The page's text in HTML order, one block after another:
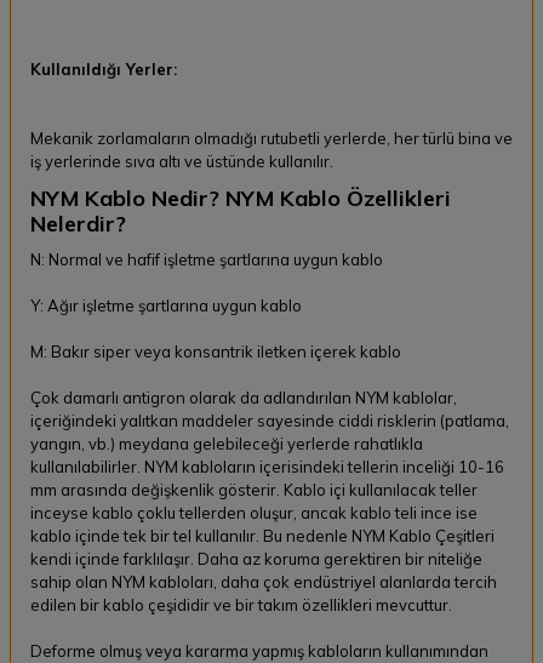
Kullanıldığı Yerler:
Mekanik zorlamaların olmadığı rutubetli yerlerde, her türlü bina ve
iş yerlerinde sıva altı ve üstünde kullanılır.
NYM Kablo Nedir? NYM Kablo Özellikleri
Nelerdir?
N: Normal ve hafif işletme şartlarına uygun kablo
Y: Ağır işletme şartlarına uygun kablo
M: Bakır siper veya konsantrik iletken içerek kablo
Çok damarlı antigron olarak da adlandırılan NYM kablolar,
içeriğindeki yalıtkan maddeler sayesinde ciddi risklerin (patlama,
yangın, vb.) meydana gelebileceği yerlerde rahatlıkla
kullanılabilirler. NYM kabloların içerisindeki tellerin inceliği 10-16
mm arasında değişkenlik gösterir. Kablo içi kullanılacak teller
inceyse kablo çoklu tellerden oluşur, ancak kablo teli ince ise
kablo içinde tek bir tel kullanılır. Bu nedenle NYM Kablo Çeşitleri
kendi içinde farklılaşır. Daha az koruma gerektiren bir niteliğe
sahip olan NYM kabloları, daha çok endüstriyel alanlarda tercih
edilen bir kablo çeşididir ve bir takım özellikleri mevcuttur.
Deforme olmuş veya kararma yapmış kabloların kullanımından